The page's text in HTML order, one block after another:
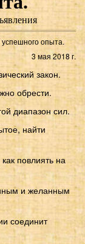
опыта.
3 мая 2018 г.
закон.
обрести.
диапазон сил.
найти
повлиять на
и желанным
соединит